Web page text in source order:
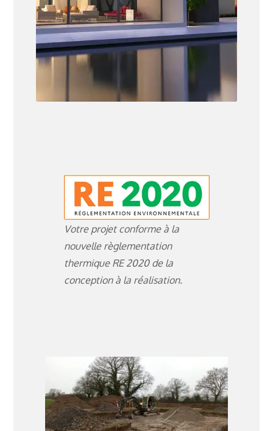
Votre projet conforme à la
nouvelle règlementation
thermique RE 2020 de la
conception à la réalisation.